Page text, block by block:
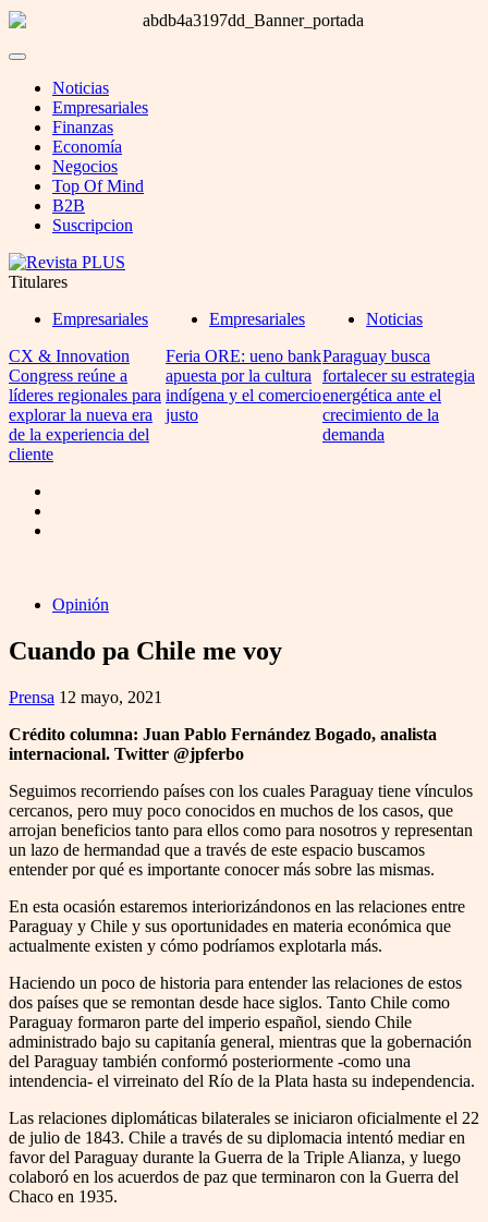
Noticias
Empresariales
Finanzas
Economía
Negocios
Top Of Mind
B2B
Suscripcion
Titulares
Empresariales
CX & Innovation
Congress reúne a
líderes regionales para
explorar la nueva era
de la experiencia del
cliente
Empresariales
Feria ORE: ueno bank
apuesta por la cultura
indígena y el comercio
justo
Noticias
Paraguay busca
fortalecer su estrategia
energética ante el
crecimiento de la
demanda
Opinión
Cuando pa Chile me voy
Prensa 12 mayo, 2021
Crédito columna: Juan Pablo Fernández Bogado, analista
internacional. Twitter @jpferbo
Seguimos recorriendo países con los cuales Paraguay tiene vínculos
cercanos, pero muy poco conocidos en muchos de los casos, que
arrojan beneficios tanto para ellos como para nosotros y representan
un lazo de hermandad que a través de este espacio buscamos
entender por qué es importante conocer más sobre las mismas.
En esta ocasión estaremos interiorizándonos en las relaciones entre
Paraguay y Chile y sus oportunidades en materia económica que
actualmente existen y cómo podríamos explotarla más.
Haciendo un poco de historia para entender las relaciones de estos
dos países que se remontan desde hace siglos. Tanto Chile como
Paraguay formaron parte del imperio español, siendo Chile
administrado bajo su capitanía general, mientras que la gobernación
del Paraguay también conformó posteriormente -como una
intendencia- el virreinato del Río de la Plata hasta su independencia.
Las relaciones diplomáticas bilaterales se iniciaron oficialmente el 22
de julio de 1843. Chile a través de su diplomacia intentó mediar en
favor del Paraguay durante la Guerra de la Triple Alianza, y luego
colaboró en los acuerdos de paz que terminaron con la Guerra del
Chaco en 1935.